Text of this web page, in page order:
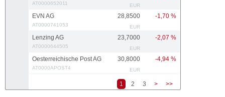
AT0000652011 EUR
EVN AG
AT0000741053
28,8500
EUR
-1,70 %
Lenzing AG
AT0000644505
23,7000
EUR
-2,07 %
Oesterreichische Post AG
AT0000APOST4
30,8000
EUR
-4,94 %
1 2 3 > >>